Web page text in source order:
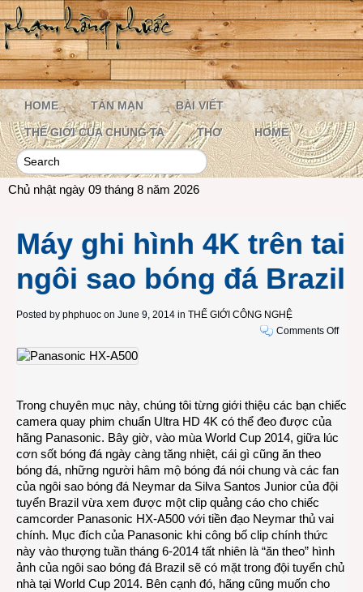
HOME TẢN MẠN BÀI VIẾT
THẾ GIỚI CỦA CHÚNG TA THƠ HOME
Chủ nhật ngày 09 tháng 8 năm 2026
Máy ghi hình 4K trên tai
ngôi sao bóng đá Brazil
Posted by phphuoc on June 9, 2014 in THẾ GIỚI CÔNG NGHỆ
Comments Offon
trên
bóng
Trong chuyên mục này, chúng tôi từng giới thiệu các bạn chiếc
camera quay phim chuẩn Ultra HD 4K có thể đeo được của
hãng Panasonic. Bây giờ, vào mùa World Cup 2014, giữa lúc
cơn sốt bóng đá ngày càng tăng nhiệt, cái gì cũng ăn theo
bóng đá, những người hâm mộ bóng đá nói chung và các fan
của ngôi sao bóng đá Neymar da Silva Santos Junior của đội
tuyển Brazil vừa xem được một clip quảng cáo cho chiếc
camcorder Panasonic HX-A500 với tiền đạo Neymar thủ vai
chính. Mục đích của Panasonic khi công bố clip chính thức
này vào thượng tuần tháng 6-2014 tất nhiên là “ăn theo” hình
ảnh của ngôi sao bóng đá Brazil sẽ có mặt trong đội tuyển chủ
nhà tại World Cup 2014. Bên cạnh đó, hãng cũng muốn cho